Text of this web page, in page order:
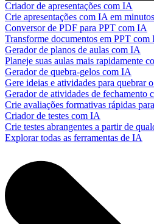
Criador de apresentações com IA
Crie apresentações com IA em minutos
Conversor de PDF para PPT com IA
Transforme documentos em PPT com
Gerador de planos de aulas com IA
Planeje suas aulas mais rapidamente
Gerador de quebra-gelos com IA
Gere ideias e atividades para quebrar
Gerador de atividades de fechamento
Crie avaliações formativas rápidas
Criador de testes com IA
Crie testes abrangentes a partir de
Explorar todas as ferramentas de IA